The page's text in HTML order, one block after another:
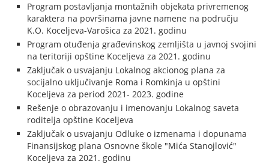
Program postavljanja montažnih objekata privremenog
karaktera na površinama javne namene na području
K.O. Koceljeva-Varošica za 2021. godinu
Program otuđenja građevinskog zemljišta u javnoj svojini
na teritoriji opštine Koceljeva za 2021. godinu
Zaključak o usvajanju Lokalnog akcionog plana za
socijalno uključivanje Roma i Romkinja u opštini
Koceljeva za period 2021- 2023. godine
Rešenje o obrazovanju i imenovanju Lokalnog saveta
roditelja opštine Koceljeva
Zaključak o usvajanju Odluke o izmenama i dopunama
Finansijskog plana Osnovne škole "Mića Stanojlović"
Koceljeva za 2021. godinu